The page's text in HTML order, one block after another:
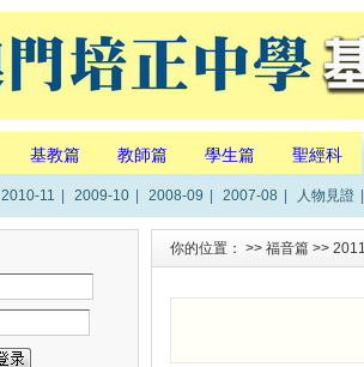
基教篇 教師篇 學生篇 聖經科
2010-11 2009-10 2008-09 2007-08 人物見證
你的位置： >> 福音篇 >>